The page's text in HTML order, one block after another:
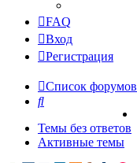
FAQ
Вход
Регистрация
Список форумов
Поиск
Темы без ответов
Активные темы